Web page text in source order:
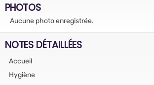
PHOTOS
Aucune photo enregistrée.
NOTES DÉTAILLÉES
Accueil
Hygiène